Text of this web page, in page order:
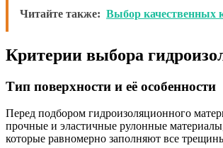
Читайте также: Выбор качественных
Критерии выбора
Тип поверхности и её особенности
Перед подбором гидроизоляционного
прочные и эластичные рулонные
которые равномерно заполняют все